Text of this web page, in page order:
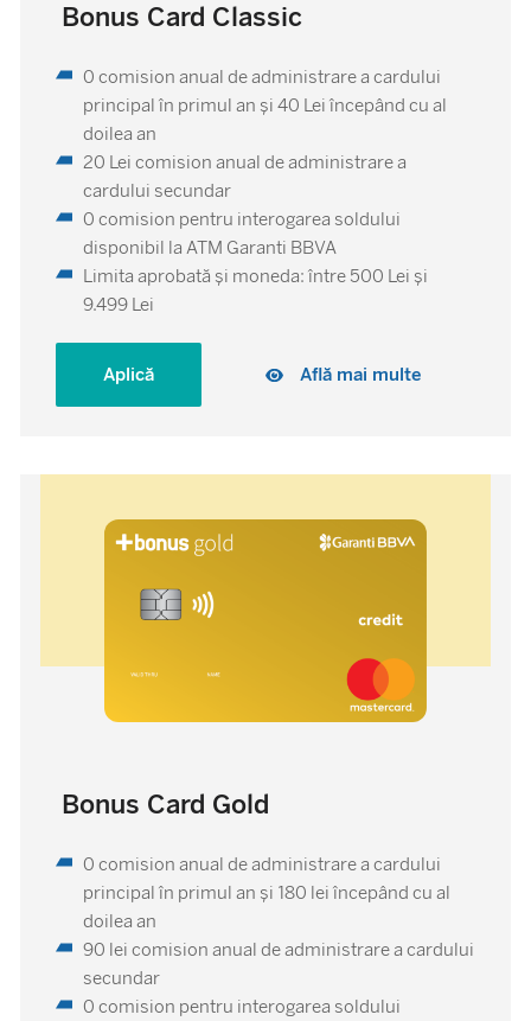
Bonus Card Classic
0 comision anual de administrare a cardului
principal în primul an şi 40 Lei începând cu al
doilea an
20 Lei comision anual de administrare a
cardului secundar
0 comision pentru interogarea soldului
disponibil la ATM Garanti BBVA
Limita aprobată și moneda: între 500 Lei și
9.499 Lei
Aplică Află mai multe
Bonus Card Gold
0 comision anual de administrare a cardului
principal în primul an şi 180 lei începând cu al
doilea an
90 lei comision anual de administrare a cardului
secundar
0 comision pentru interogarea soldului